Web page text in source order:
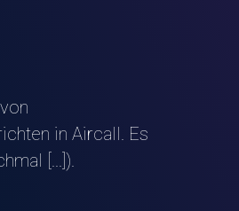
in Aircall. Es
[...]).